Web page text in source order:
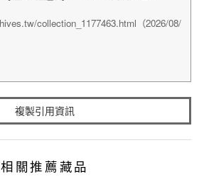
複製引用資訊
相關推薦藏品